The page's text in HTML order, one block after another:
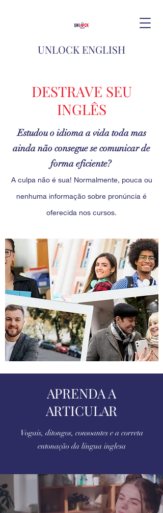
UNLOCK ENGLISH
DESTRAVE SEU
INGLÊS
Estudou o idioma a vida toda mas
ainda não consegue se comunicar de
forma eficiente?
A culpa não é sua! Normalmente, pouca ou
nenhuma informação sobre pronúncia é
oferecida nos cursos.
APRENDA A
ARTICULAR
Vogais, ditongos, consoantes e a correta
entonação da língua inglesa